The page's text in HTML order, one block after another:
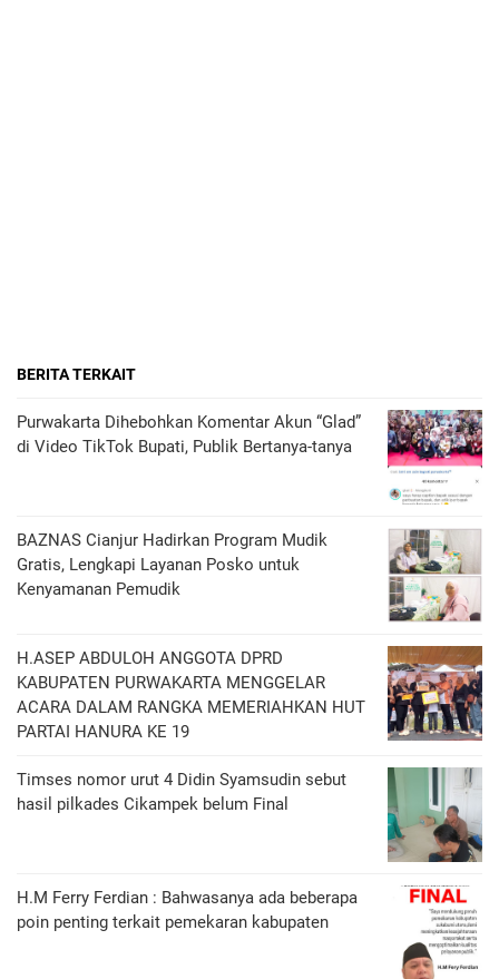
BERITA TERKAIT
Purwakarta Dihebohkan Komentar Akun “Glad”
di Video TikTok Bupati, Publik Bertanya-tanya
BAZNAS Cianjur Hadirkan Program Mudik
Gratis, Lengkapi Layanan Posko untuk
Kenyamanan Pemudik
H.ASEP ABDULOH ANGGOTA DPRD
KABUPATEN PURWAKARTA MENGGELAR
ACARA DALAM RANGKA MEMERIAHKAN HUT
PARTAI HANURA KE 19
Timses nomor urut 4 Didin Syamsudin sebut
hasil pilkades Cikampek belum Final
H.M Ferry Ferdian : Bahwasanya ada beberapa
poin penting terkait pemekaran kabupaten